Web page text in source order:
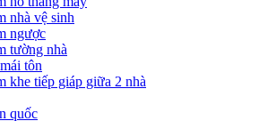
nhà vệ sinh
ngược
tường nhà
tôn
khe tiếp giáp giữa 2 nhà
quốc